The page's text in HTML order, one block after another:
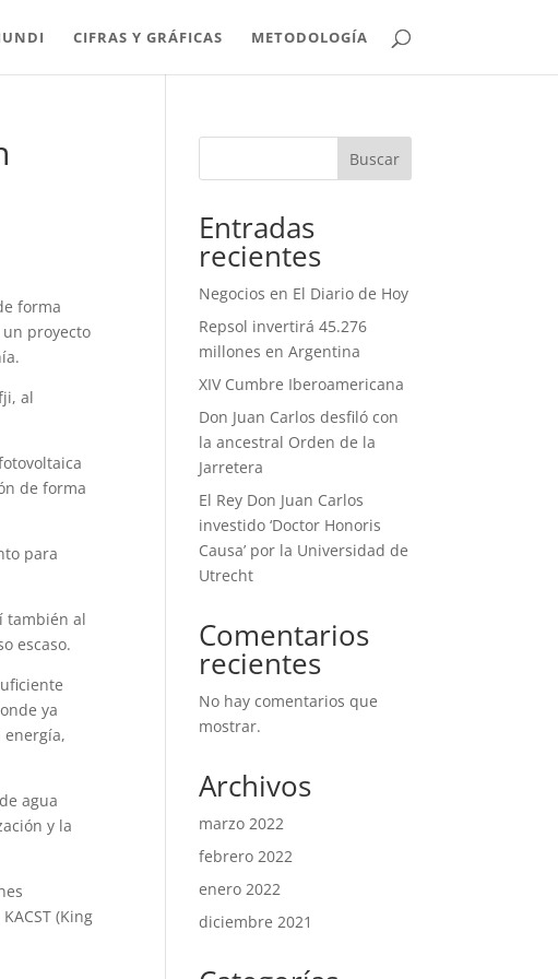
CIFRAS Y GRÁFICAS METODOLOGÍA
forma
proyecto
al
de forma
para
también al
escaso.
ya
energía,
agua
y la
(King
Buscar
Entradas
recientes
Negocios en El Diario de Hoy
Repsol invertirá 45.276
millones en Argentina
XIV Cumbre Iberoamericana
Don Juan Carlos desfiló con
la ancestral Orden de la
Jarretera
El Rey Don Juan Carlos
investido ‘Doctor Honoris
Causa’ por la Universidad de
Utrecht
Comentarios
recientes
No hay comentarios que
mostrar.
Archivos
marzo 2022
febrero 2022
enero 2022
diciembre 2021